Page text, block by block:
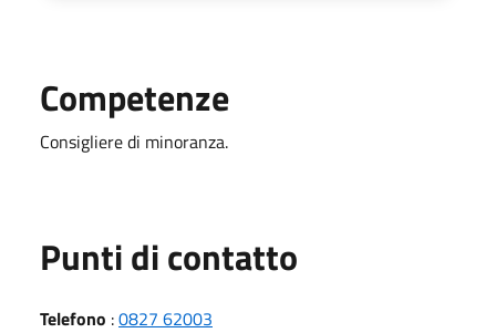
Competenze
Consigliere di minoranza.
Punti di contatto
Telefono :0827 62003